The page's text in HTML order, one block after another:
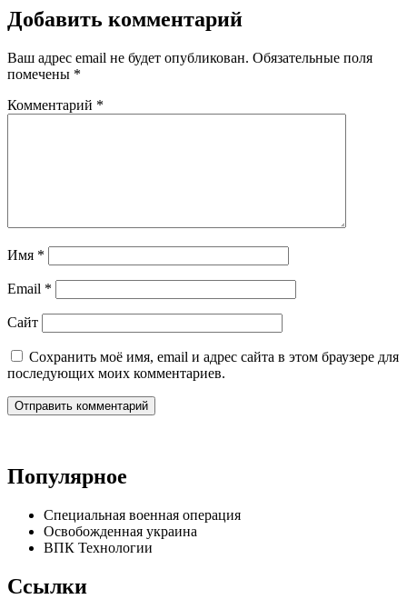
Добавить комментарий
Ваш адрес email не будет опубликован. Обязательные поля
помечены *
Комментарий *
Имя *
Email *
Сайт
Сохранить моё имя, email и адрес сайта в этом браузере для
последующих моих комментариев.
Популярное
Специальная военная операция
Освобожденная украина
ВПК Технологии
Ссылки